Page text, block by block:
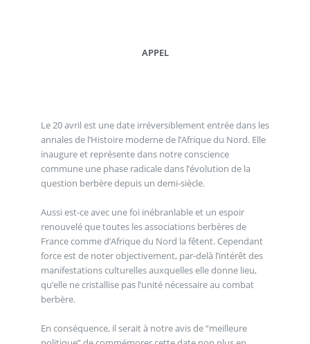
APPEL
Le 20 avril est une date irréversiblement entrée dans les
annales de l’Histoire moderne de l’Afrique du Nord. Elle
inaugure et représente dans notre conscience
commune une phase radicale dans l’évolution de la
question berbère depuis un demi-siècle.
Aussi est-ce avec une foi inébranlable et un espoir
renouvelé que toutes les associations berbères de
France comme d’Afrique du Nord la fêtent. Cependant
force est de noter objectivement, par-delà l’intérêt des
manifestations culturelles auxquelles elle donne lieu,
qu’elle ne cristallise pas l’unité nécessaire au combat
berbère.
En conséquence, il serait à notre avis de “meilleure